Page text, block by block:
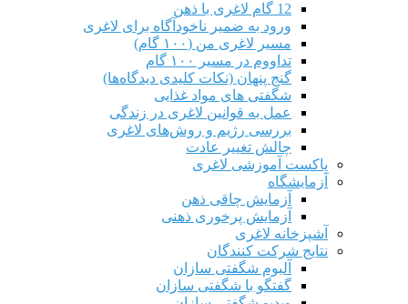
12 گام لاغری با ذهن
ورود به ضمیر ناخودآگاه برای لاغری
مسیر لاغری من (۱۰۰ گام)
تداووم در مسیر ۱۰۰ گام
گنج پنهان (نکات کلیدی دیدگاه‌ها)
شگفتی های مواد غذایی
عمل به قوانین لاغری در زندگی
بررسی رژیم‌ و روش‌های لاغری
چالش تغییر عادت
پاکست آموزشی لاغری
آزمایشگاه
آزمایش چاقی ذهن
آزمایش پرخوری ذهنی
آشپزخانه لاغری
نتایج شرکت کنندگان
آلبوم شگفتی سازان
گفتگو با شگفتی سازان